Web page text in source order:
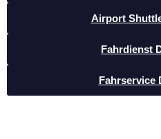
Airport
Fahrdienst
Fahrservice